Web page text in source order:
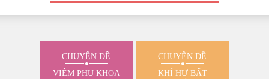
CHUYÊN ĐỀ
VIÊM PHỤ KHOA
CHUYÊN ĐỀ
KHÍ HƯ BẤT